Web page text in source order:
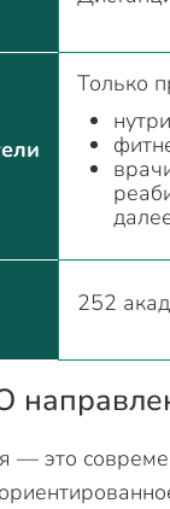
Только
252
— это